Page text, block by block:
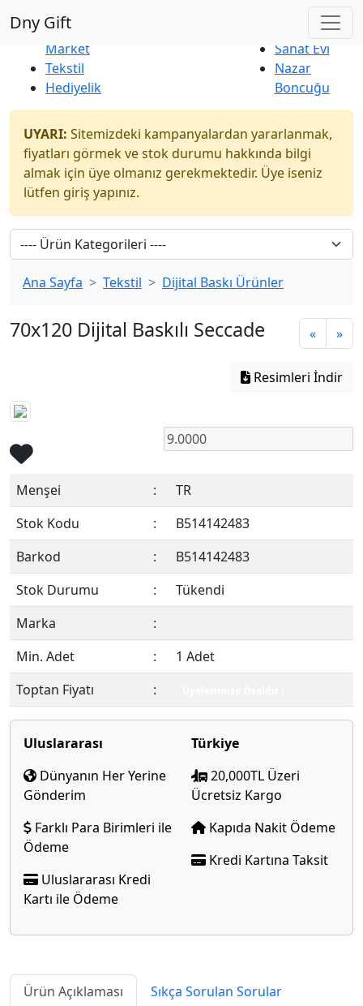
Dny Gift
Yeni Ürünler
İndirim
Market
Tekstil
Hediyelik
Sanat Evi
Nazar
Boncuğu
UYARI: Sitemizdeki kampanyalardan yararlanmak,
fiyatları görmek ve stok durumu hakkında bilgi
almak için üye olmanız gerekmektedir. Üye iseniz
lütfen giriş yapınız.
Ana Sayfa Tekstil Dijital Baskı Ürünler
70x120 Dijital Baskılı Seccade « »
Resimleri İndir
Menşei :
TR
Stok Kodu
:
B514142483
Barkod
:
B514142483
Stok Durumu
:
Tükendi
Marka
:
Min. Adet
:
1 Adet
Toptan Fiyatı
:
Uluslararası
Dünyanın Her Yerine
Gönderim
Farklı Para Birimleri ile
Ödeme
Uluslararası Kredi
Kartı ile Ödeme
Türkiye
20,000TL Üzeri
Ücretsiz Kargo
Kapıda Nakit Ödeme
Kredi Kartına Taksit
Ürün Açıklaması Sıkça Sorulan Sorular